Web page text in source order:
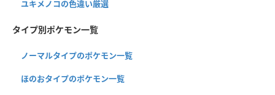
ユキメノコの色違い厳選
タイプ別ポケモン一覧
ノーマルタイプのポケモン一覧
ほのおタイプのポケモン一覧